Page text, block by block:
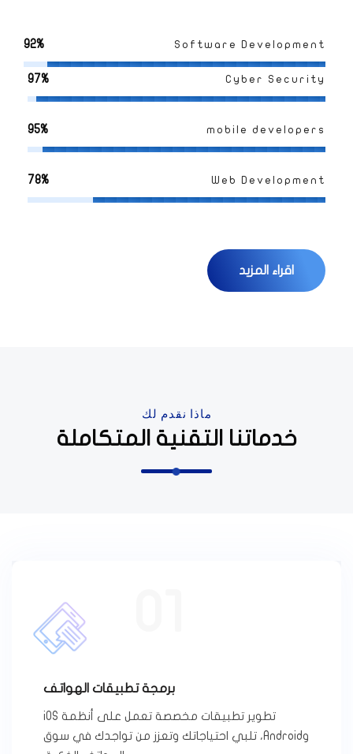
Software Development
92%
Cyber Security
97%
mobile developers
95%
Web Development
78%
اقراء المزيد
ماذا نقدم لك
خدماتنا التقنية المتكاملة
برمجة تطبيقات الهواتف
تطوير تطبيقات مخصصة تعمل على أنظمة iOS
وAndroid، تلبي احتياجاتك وتعزز من تواجدك في سوق